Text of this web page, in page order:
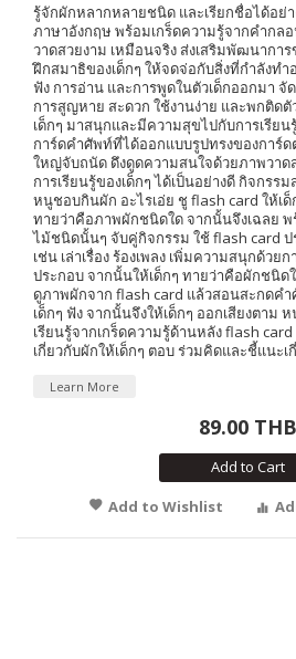
รู้จักผักหลากหลายชนิด และเรียกชื่อได้อย่
ภาษาอังกฤษ พร้อมเกร็ดความรู้จากคำกล
วาดสวยงาม เหมือนจริง ส่งเสริมพัฒนากา
ฝึกสมาธิของเด็กๆ ให้จดจ่อกับสิ่งที่กำลังท
ฟัง การอ่าน และการพูดในตัวเด็กออกมา จั
การสูญหาย สะดวก ใช้งานง่าย และพกติด
เด็กๆ มาสนุกและมีความสุขไปกับการเรีย
การ์ดคำศัพท์ที่ได้ออกแบบรูปทรงของการ์
ใหญ่จับถนัด ดึงดูดความสนใจด้วยภาพวาด
การเรียนรู้ของเด็กๆ ได้เป็นอย่างดี กิจกรร
หนูชอบกินผัก อะไรเอ่ย ชู flash card ให้เด็
ทายว่าคือภาพผักชนิดใด จากนั้นจึงเฉลย
ไม้ชนิดนั้นๆ จับคู่กิจกรรม ใช้ flash card ป
เช่น เล่าเรื่อง ร้องเพลง เพิ่มความสนุกด้วย
ประกอบ จากนั้นให้เด็กๆ ทายว่าคือผักชนิด
ดูภาพผักจาก flash card แล้วสอนสะกดคำ
เด็กๆ ฟัง จากนั้นจึงให้เด็กๆ ออกเสียงตาม
เรียนรู้จากเกร็ดความรู้ด้านหลัง flash
เกี่ยวกับผักให้เด็กๆ ตอบ ร่วมคิดและชี้แนะ
Learn More
89.00 THB
Add to Cart
Add to Wishlist